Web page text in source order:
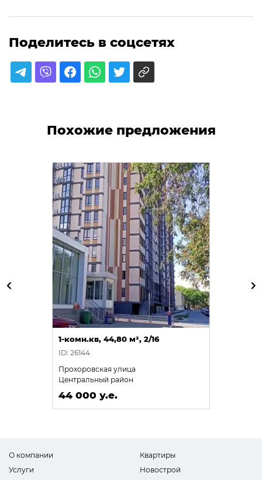
Поделитесь в соцсетях
Похожие предложения
1-комн.кв, 44,80 м², 2/16
ID: 26144
Прохоровская улица
Центральный район
44 000 у.е.
О компании
Услуги
Квартиры
Новострой